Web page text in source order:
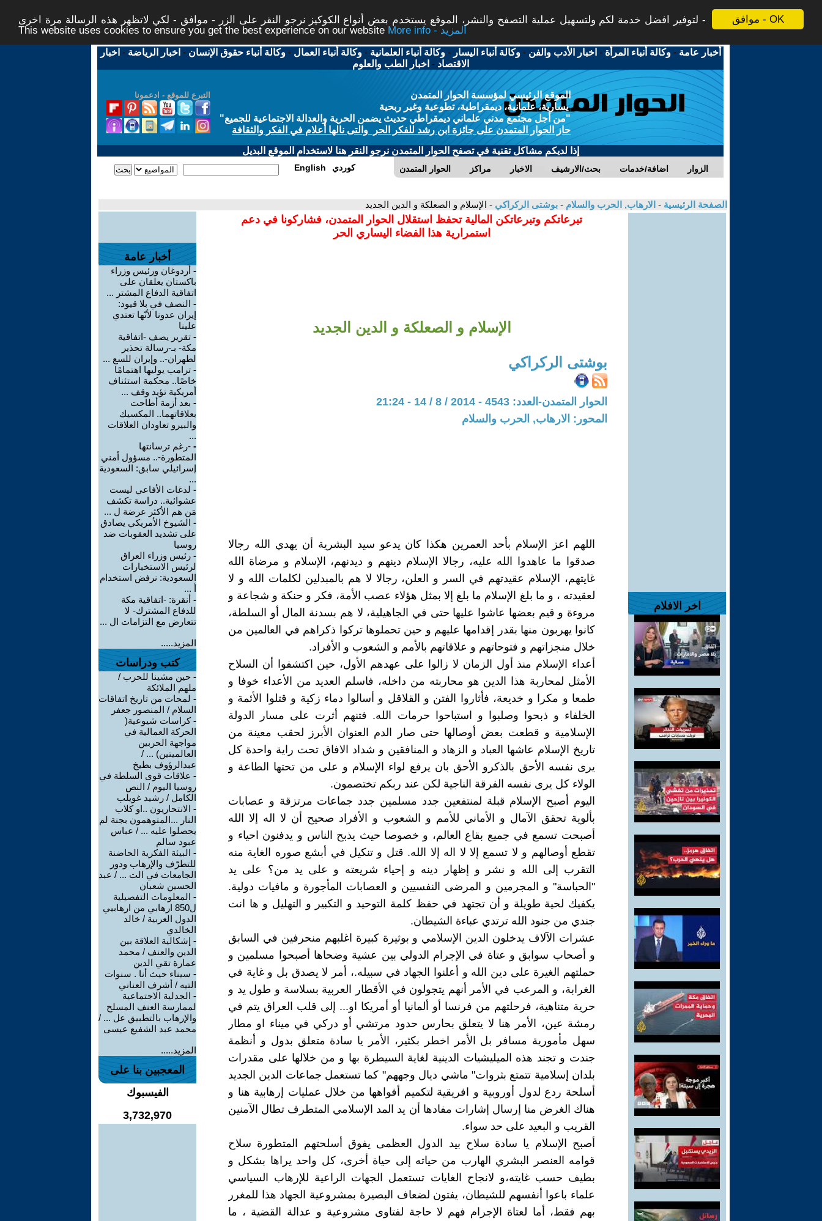
موافق - OK
لتوفير افضل خدمة لكم ولتسهيل عملية التصفح والنشر، الموقع يستخدم بعض أنواع الكوكيز نرجو النقر على الزر - موافق - لكي لاتظهر هذه الرسالة مرة اخرى -
This website uses cookies to ensure you get the best experience on our website
More info - المزيد
أخبار عامة -وكالة أنباء المرأة - اخبار الأدب والفن -وكالة أنباء اليسار -وكالة أنباء العلمانية -وكالة أنباء العمال -وكالة أنباء حقوق الإنسان - اخبار الرياضة - اخبار
الاقتصاد - اخبار الطب والعلوم
التبرع للموقع - ادعمونا
الموقع الرئيسي لمؤسسة الحوار المتمدن
يسارية، علمانية، ديمقراطية، تطوعية وغير ربحية
"من أجل مجتمع مدني علماني ديمقراطي حديث يضمن الحرية والعدالة الاجتماعية للجميع"
حاز الحوار المتمدن على جائزة ابن رشد للفكر الحر والتى نالها أعلام في الفكر والثقافة
إذا لديكم مشاكل تقنية في تصفح الحوار المتمدن نرجو النقر هنا لاستخدام الموقع البديل
الحوار المتمدن مراكز الاخبار بحث/الارشيف اضافة/خدمات الزوار English كوردي
الصفحة الرئيسية - الارهاب, الحرب والسلام - بوشتى الركراكي - الإسلام و الصعلكة و الدين الجديد
اخر الافلام
تبرعاتكم وتبرعاتكن المالية تحفظ استقلال الحوار المتمدن، فشاركونا في دعم
استمرارية هذا الفضاء اليساري الحر
الإسلام و الصعلكة و الدين الجديد
بوشتى الركراكي
الحوار المتمدن-العدد: 4543 - 2014 / 8 / 14 - 21:24
المحور: الارهاب, الحرب والسلام
اللهم اعز الإسلام بأحد العمرين هكذا كان يدعو سيد البشرية أن يهدي الله رجالا
صدقوا ما عاهدوا الله عليه، رجالا الإسلام دينهم و ديدنهم، الإسلام و مرضاة الله
غايتهم، الإسلام عقيدتهم في السر و العلن، رجالا لا هم بالمبدلين لكلمات الله و لا
لعقيدته ، و ما بلغ الإسلام ما بلغ إلا بمثل هؤلاء عصب الأمة، فكر و حنكة و شجاعة و
مروءة و قيم بعضها عاشوا عليها حتى في الجاهيلية، لا هم بسدنة المال أو السلطة،
كانوا يهربون منها بقدر إقدامها عليهم و حين تحملوها تركوا ذكراهم في العالمين من
خلال منجزاتهم و فتوحاتهم و علاقاتهم بالأمم و الشعوب و الأفراد.
أعداء الإسلام منذ أول الزمان لا زالوا على عهدهم الأول، حين اكتشفوا أن السلاح
الأمثل لمحاربة هذا الدين هو محاربته من داخله، فاسلم العديد من الأعداء خوفا و
طمعا و مكرا و خديعة، فأثاروا الفتن و القلاقل و أسالوا دماء زكية و قتلوا الأئمة و
الخلفاء و ذبحوا وصلبوا و استباحوا حرمات الله. فتنهم أثرت على مسار الدولة
الإسلامية و قطعت بعض أوصالها حتى صار الدم العنوان الأبرز لحقب معينة من
تاريخ الإسلام عاشها العباد و الزهاد و المنافقين و شداد الافاق تحت راية واحدة كل
يرى نفسه الأحق بالذكرو الأحق بان يرفع لواء الإسلام و على من تحتها الطاعة و
الولاء كل يرى نفسه الفرقة الناجية لكن عند ربكم تختصمون.
اليوم أصبح الإسلام قبلة لمنتفعين جدد مسلمين جدد جماعات مرتزقة و عصابات
بألوية تحقق الآمال و الأماني للأمم و الشعوب و الأفراد صحيح أن لا اله إلا الله
أصبحت تسمع في جميع بقاع العالم، و خصوصا حيث يذبح الناس و يدفنون احياء و
تقطع أوصالهم و لا تسمع إلا لا اله إلا الله. قتل و تنكيل في أبشع صوره الغاية منه
التقرب إلى الله و نشر و إظهار دينه و إحياء شريعته و على يد من؟ على يد
"الحباسة" و المجرمين و المرضى النفسيين و العصابات المأجورة و مافيات دولية.
يكفيك لحية طويلة و أن تجتهد في حفظ كلمة التوحيد و التكبير و التهليل و ها انت
جندي من جنود الله ترتدي عباءة الشيطان.
عشرات الآلاف يدخلون الدين الإسلامي و بوثيرة كبيرة اغلبهم منحرفين في السابق
و أصحاب سوابق و عتاة في الإجرام الدولي بين عشية وضحاها أصبحوا مسلمين و
حملتهم الغيرة على دين الله و أعلنوا الجهاد في سبيله.، أمر لا يصدق بل و غاية في
الغرابة، و المرعب في الأمر أنهم يتجولون في الأقطار العربية بسلاسة و طول يد و
حرية متناهية، فرحلتهم من فرنسا أو ألمانيا أو أمريكا او... إلى قلب العراق يتم في
رمشة عين، الأمر هنا لا يتعلق بحارس حدود مرتشي أو دركي في ميناء او مطار
سهل مأمورية مسافر بل الأمر اخطر بكثير، الأمر يا سادة متعلق بدول و أنظمة
جندت و تجند هذه الميليشيات الدينية لغاية السيطرة بها و من خلالها على مقدرات
بلدان إسلامية تتمتع بثروات" ماشي ديال وجههم" كما تستعمل جماعات الدين الجديد
أسلحة ردع لدول أوروبية و افريقية لتكميم أفواهها من خلال عمليات إرهابية هنا و
هناك الغرض منا إرسال إشارات مفادها أن يد المد الإسلامي المتطرف تطال الآمنين
القريب و البعيد على حد سواء.
أصبح الإسلام يا سادة سلاح بيد الدول العظمى يفوق أسلحتهم المتطورة سلاح
قوامه العنصر البشري الهارب من حياته إلى حياة أخرى، كل واحد يراها بشكل و
بطيف حسب غايته،و لانجاح الغايات تستعمل الجهات الراعية للإرهاب السياسي
علماء باعوا أنفسهم للشيطان، يفتون لضعاف البصيرة بمشروعية الجهاد هذا للمغرر
بهم فقط، أما لعتاة الإجرام فهم لا حاجة لفتاوى مشروعية و عدالة القضية ، ما
أخبار عامة
- أردوغان ورئيس وزراء
باكستان يعلقان على
اتفاقية الدفاع المشتر ...
- النصف في بلا قيود:
إيران عدونا لأنّها تعتدي
علينا
- تقرير يصف -اتفاقية
مكة- بـ-رسالة تحذير
لطهران-.. وإيران للسع ...
- ترامب يوليها اهتمامًا
خاصًا.. محكمة استئناف
أمريكية تؤيد وقف ...
- بعد أزمة أطاحت
بعلاقاتهما.. المكسيك
والبيرو تعاودان العلاقات
...
- -رغم ترسانتها
المتطورة-.. مسؤول أمني
إسرائيلي سابق: السعودية
...
- لدغات الأفاعي ليست
عشوائية.. دراسة تكشف
مَن هم الأكثر عرضة ل ...
- الشيوخ الأمريكي يصادق
على تشديد العقوبات ضد
روسيا
- رئيس وزراء العراق
لرئيس الاستخبارات
السعودية: نرفض استخدام
أ ...
- أنقرة: -اتفاقية مكة
للدفاع المشترك- لا
تتعارض مع التزامات ال ...
المزيد.....
كتب ودراسات
- حين مشينا للحرب /
ملهم الملائكة
- لمحات من تاريخ اتفاقات
السلام / المنصور جعفر
-كراسات شيوعية(
الحركة العمالية في
مواجهة الحربين
العالميتين) ... /
عبدالرؤوف بطيخ
- علاقات قوى السلطة في
روسيا اليوم / النص
الكامل / رشيد غويلب
- الانتحاريون ..او كلاب
النار ...المتوهمون بجنة لم
يحصلوا عليه ... / عباس
عبود سالم
- البيئة الفكرية الحاضنة
للتطرّف والإرهاب ودور
الجامعات في الت ... / عبد
الحسين شعبان
- المعلومات التفصيلية
ل850 ارهابي من ارهابيي
الدول العربية / خالد
الخالدي
- إشكالية العلاقة بين
الدين والعنف / محمد
عمارة تقي الدين
- سيناء حيث أنا . سنوات
التيه / أشرف العناني
- الجدلية الاجتماعية
لممارسة العنف المسلح
والإرهاب بالتطبيق عل ... /
محمد عبد الشفيع عيسى
المزيد.....
المعجبين بنا على
الفيسبوك
3,732,970